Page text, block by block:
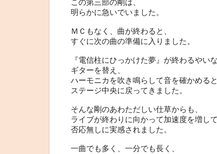
この第三部の剛は、
明らかに急いでいました。
ＭＣもなく、曲が終わると、
すぐに次の曲の準備に入りました。
『電信柱にひっかけた夢』が終わるやい
ギターを替え、
ハーモニカを吹き鳴らして音を確かめる
ステージ中央に戻ってきました。
そんな剛のあわただしい仕草からも、
ライブが終わりに向かって加速度を増し
否応無しに実感されました。
一曲でも多く、一分でも長く、